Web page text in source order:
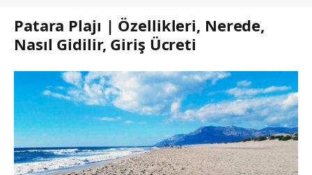
Patara Plajı | Özellikleri, Nerede,
Nasıl Gidilir, Giriş Ücreti